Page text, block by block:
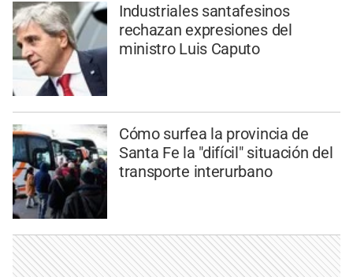
Industriales santafesinos
rechazan expresiones del
ministro Luis Caputo
Cómo surfea la provincia de
Santa Fe la "difícil" situación del
transporte interurbano